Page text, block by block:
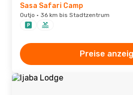
Sasa Safari Camp
Outjo · 36 km bis Stadtzentrum
Preise